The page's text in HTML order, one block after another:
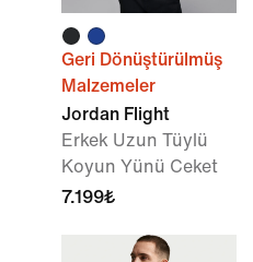
Geri Dönüştürülmüş
Malzemeler
Jordan Flight
Erkek Uzun Tüylü
Koyun Yünü Ceket
7.199₺